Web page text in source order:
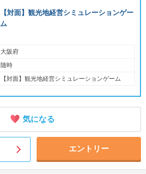
【対面】観光地経営シミュレーションゲー
ム
大阪府
随時
【対面】観光地経営シミュレーションゲーム
気になる
エントリー